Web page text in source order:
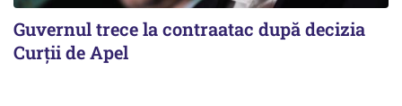
Guvernul trece la contraatac după decizia
Curții de Apel